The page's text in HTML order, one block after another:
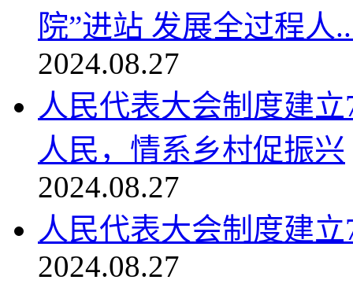
院”进站 发展全过程人
2024.08.27
人民代表大会制度建
人民，情系乡村促振兴
2024.08.27
人民代表大会制度建立
2024.08.27